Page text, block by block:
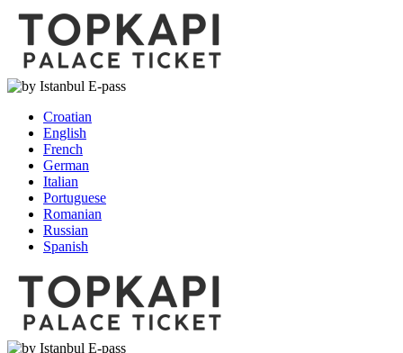
Croatian
English
French
German
Italian
Portuguese
Romanian
Russian
Spanish